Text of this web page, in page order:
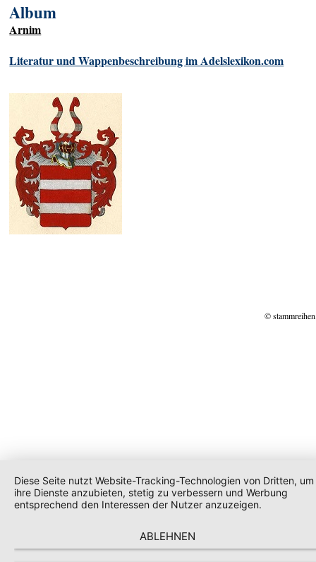
Album
Arnim
Literatur und Wappenbeschreibung im Adelslexikon.com
©
Diese Seite nutzt Website-Tracking-Technologien von Dritten, um
ihre Dienste anzubieten, stetig zu verbessern und Werbung
entsprechend den Interessen der Nutzer anzuzeigen.
ABLEHNEN